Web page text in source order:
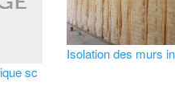
sc
Isolation des murs